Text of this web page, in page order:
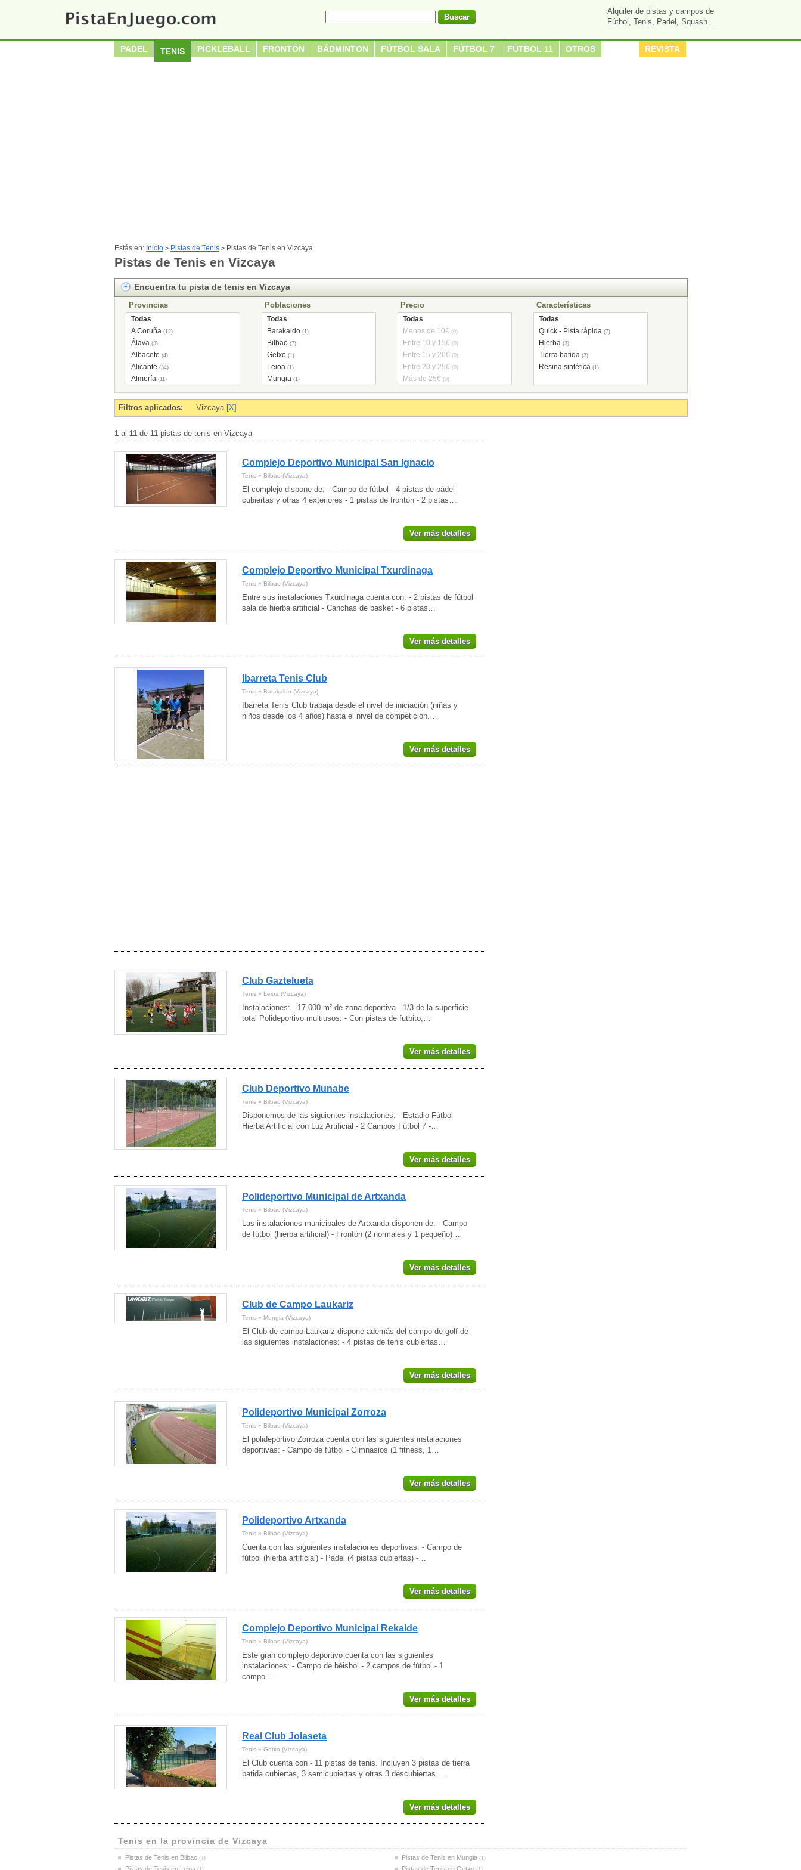
Alquiler de pistas y campos de
Fútbol, Tenis, Padel, Squash...
PADEL TENIS PICKLEBALL FRONTÓN BÁDMINTON FÚTBOL SALA FÚTBOL 7 FÚTBOL 11 OTROS REVISTA
Estás en: Inicio > Pistas de Tenis > Pistas de Tenis en Vizcaya
Pistas de Tenis en Vizcaya
Encuentra tu pista de tenis en Vizcaya
Provincias
Todas
A Coruña (12)
Álava (3)
Albacete (4)
Alicante (34)
Almería (11)
Asturias
Baleares
Barcelona (159)
Burgos (5)
Cáceres (2)
Cádiz (15)
Cantabria
Castellón
Girona (41)
Granada (12)
Guadalajara (5)
Guipúzcoa (7)
Huelva (17)
Las Palmas (6)
León (6)
Lleida (8)
Lugo (3)
Madrid (120)
Málaga (57)
Mallorca (15)
Valencia (29)
Vizcaya (11)
Zamora
Zaragoza (15)
Poblaciones
Todas
Barakaldo (1)
Bilbao (7)
Getxo (1)
Leioa (1)
Mungia (1)
Precio
Todas
Menos de 10€ (0)
Entre 10 y 15€ (0)
Entre 15 y 20€ (0)
Entre 20 y 25€ (0)
Más de 25€ (0)
Características
Todas
Quick - Pista rápida (7)
Hierba (3)
Tierra batida (3)
Resina sintética (1)
Filtros aplicados: Vizcaya [X]
1 al 11 de 11 pistas de tenis en Vizcaya
Complejo Deportivo Municipal San Ignacio
Tenis » Bilbao (Vizcaya)
El complejo dispone de: - Campo de fútbol - 4 pistas de pádel
cubiertas y otras 4 exteriores - 1 pistas de frontón - 2 pistas…
Ver más detalles
Complejo Deportivo Municipal Txurdinaga
Tenis » Bilbao (Vizcaya)
Entre sus instalaciones Txurdinaga cuenta con: - 2 pistas de fútbol
sala de hierba artificial - Canchas de basket - 6 pistas…
Ver más detalles
Ibarreta Tenis Club
Tenis » Barakaldo (Vizcaya)
Ibarreta Tenis Club trabaja desde el nivel de iniciación (niñas y
niños desde los 4 años) hasta el nivel de competición.…
Ver más detalles
Club Gaztelueta
Tenis » Leioa (Vizcaya)
Instalaciones: - 17.000 m² de zona deportiva - 1/3 de la superficie
total Polideportivo multiusos: - Con pistas de futbito,…
Ver más detalles
Club Deportivo Munabe
Tenis » Bilbao (Vizcaya)
Disponemos de las siguientes instalaciones: - Estadio Fútbol
Hierba Artificial con Luz Artificial - 2 Campos Fútbol 7 -…
Ver más detalles
Polideportivo Municipal de Artxanda
Tenis » Bilbao (Vizcaya)
Las instalaciones municipales de Artxanda disponen de: - Campo
de fútbol (hierba artificial) - Frontón (2 normales y 1 pequeño)…
Ver más detalles
Club de Campo Laukariz
Tenis » Mungia (Vizcaya)
El Club de campo Laukariz dispone además del campo de golf de
las siguientes instalaciones: - 4 pistas de tenis cubiertas…
Ver más detalles
Polideportivo Municipal Zorroza
Tenis » Bilbao (Vizcaya)
El polideportivo Zorroza cuenta con las siguientes instalaciones
deportivas: - Campo de fútbol - Gimnasios (1 fitness, 1…
Ver más detalles
Polideportivo Artxanda
Tenis » Bilbao (Vizcaya)
Cuenta con las siguientes instalaciones deportivas: - Campo de
fútbol (hierba artificial) - Pádel (4 pistas cubiertas) -…
Ver más detalles
Complejo Deportivo Municipal Rekalde
Tenis » Bilbao (Vizcaya)
Este gran complejo deportivo cuenta con las siguientes
instalaciones: - Campo de béisbol - 2 campos de fútbol - 1
campo…
Ver más detalles
Real Club Jolaseta
Tenis » Getxo (Vizcaya)
El Club cuenta con - 11 pistas de tenis. Incluyen 3 pistas de tierra
batida cubiertas, 3 semicubiertas y otras 3 descubiertas.…
Ver más detalles
Tenis en la provincia de Vizcaya
Pistas de Tenis en Bilbao (7) Pistas de Tenis en Mungia (1)
Pistas de Tenis en Leioa Pistas de Tenis en Getxo